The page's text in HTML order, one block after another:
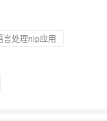
言处理nlp应用